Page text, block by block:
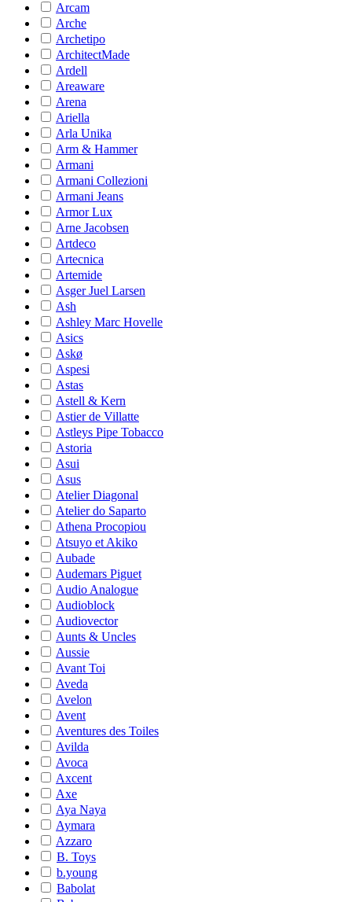
Arcam
Arche
Archetipo
ArchitectMade
Ardell
Areaware
Arena
Ariella
Arla Unika
Arm & Hammer
Armani
Armani Collezioni
Armani Jeans
Armor Lux
Arne Jacobsen
Artdeco
Artecnica
Artemide
Asger Juel Larsen
Ash
Ashley Marc Hovelle
Asics
Askø
Aspesi
Astas
Astell & Kern
Astier de Villatte
Astleys Pipe Tobacco
Astoria
Asui
Asus
Atelier Diagonal
Atelier do Saparto
Athena Procopiou
Atsuyo et Akiko
Aubade
Audemars Piguet
Audio Analogue
Audioblock
Audiovector
Aunts & Uncles
Aussie
Avant Toi
Aveda
Avelon
Avent
Aventures des Toiles
Avilda
Avoca
Axcent
Axe
Aya Naya
Aymara
Azzaro
B. Toys
b.young
Babolat